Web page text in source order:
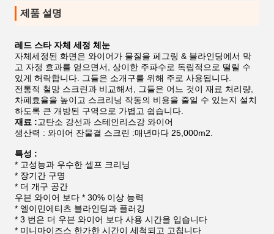
제품 설명
레드 스타 자체 세정 체눈
자체세정된 화면은 와이어가 물질을 페그링 & 블라인딩에서 막
고 자정 효과를 얻으면서, 상이한 주파수로 독립적으로 떨릴 수
있게 허락합니다. 그들은 소개구를 위해 주로 사용됩니다.
전통적 철망 스크린과 비교해서, 그들은 어느 것이 재료 처리량,
차폐효율을 높이고 스크리닝 작동의 비용을 줄일 수 있는지 설치
하도록 큰 개방된 구역으로 가볍고 쉽습니다.
재료 :고탄소 강선과 스테인리스강 와이어
생산력 : 와이어 잔물결 스크린 :매년마다 25,000m2.
특성 :
* 고성능과 우수한 셀프 크리닝
* 장기간 구명
* 더 개구 공간
우븐 와이어 보다 * 30% 이상 능력
* 엘이민에티츠 블라인딩과 플러깅
* 3 번은 더 우븐 와이어 보다 사용 시간을 입습니다
* 미니마이즈스 한가한 시간이 세척되고 고칩니다